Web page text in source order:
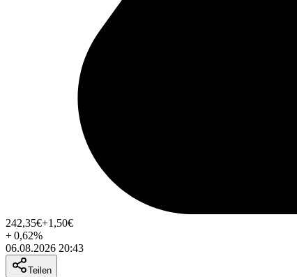
242,35€+1,50€
+0,62%
06.08.2026 20:43
Teilen